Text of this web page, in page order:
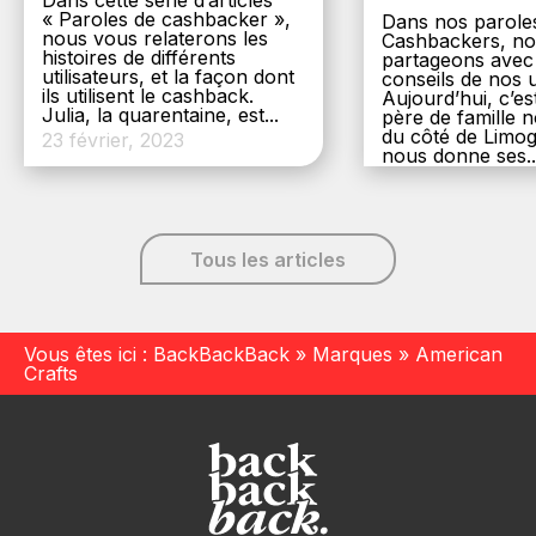
« Paroles de cashbacker »,
nous vous relaterons les
histoires de différents
utilisateurs, et la façon dont
ils utilisent le cashback.
Julia, la quarentaine, est...
23 février, 2023
Dans nos
Cashbackers,
partageons
conseils de nos
Aujourd’hui,
père de famille
du côté de
nous donne
Tous les articles
Vous êtes ici : BackBackBack » Marques » American
Crafts